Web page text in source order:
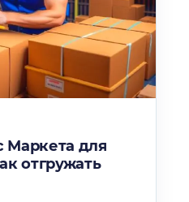
для
отгружать